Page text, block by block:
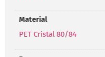
Material
PET Cristal 80/84